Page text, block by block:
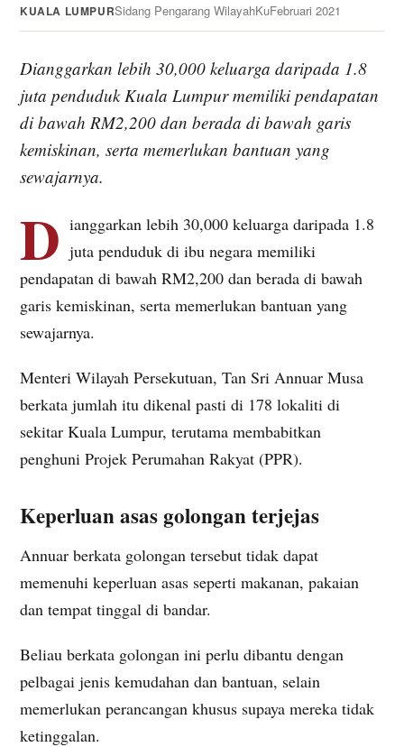
KUALA LUMPURSidang Pengarang WilayahKuFebruari 2021
Dianggarkan lebih 30,000 keluarga daripada 1.8
juta penduduk Kuala Lumpur memiliki pendapatan
di bawah RM2,200 dan berada di bawah garis
kemiskinan, serta memerlukan bantuan yang
sewajarnya.
D ianggarkan lebih 30,000 keluarga daripada 1.8
juta penduduk di ibu negara memiliki
pendapatan di bawah RM2,200 dan berada di bawah
garis kemiskinan, serta memerlukan bantuan yang
sewajarnya.
Menteri Wilayah Persekutuan, Tan Sri Annuar Musa
berkata jumlah itu dikenal pasti di 178 lokaliti di
sekitar Kuala Lumpur, terutama membabitkan
penghuni Projek Perumahan Rakyat (PPR).
Keperluan asas golongan terjejas
Annuar berkata golongan tersebut tidak dapat
memenuhi keperluan asas seperti makanan, pakaian
dan tempat tinggal di bandar.
Beliau berkata golongan ini perlu dibantu dengan
pelbagai jenis kemudahan dan bantuan, selain
memerlukan perancangan khusus supaya mereka tidak
ketinggalan.